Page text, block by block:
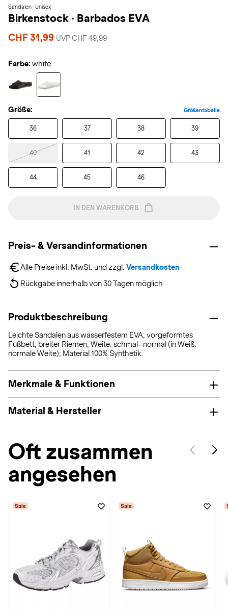
Sandalen · Unisex
Birkenstock · Barbados EVA
CHF 31,99 UVP CHF 49,99
Farbe: white
Größe: Größentabelle
36 37 38 39
40 41 42 43
44 45 46
IN DEN WARENKORB
Preis- & Versandinformationen
Alle Preise inkl. MwSt. und zzgl. Versandkosten
Rückgabe innerhalb von 30 Tagen möglich
Produktbeschreibung
Leichte Sandalen aus wasserfestem EVA; vorgeformtes
Fußbett; breiter Riemen; Weite: schmal–normal (in Weiß:
normale Weite); Material 100% Synthetik.
Merkmale & Funktionen
Material & Hersteller
Oft zusammen
angesehen
Sale Sale